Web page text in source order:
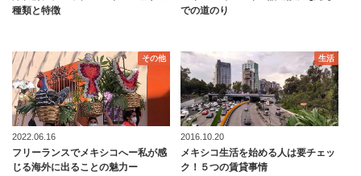
種類と特徴
での道のり
その他
2022.06.16
フリーランスでメキシコへー私が感
じる海外に出ることの魅力ー
生活
2016.10.20
メキシコ生活を始める人は要チェッ
ク！５つの賃貸事情